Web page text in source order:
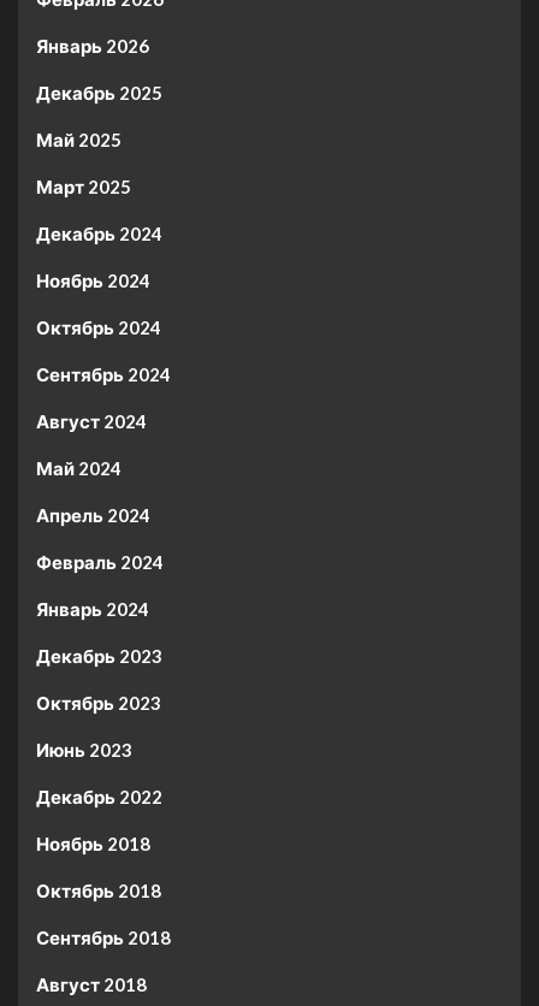
Январь 2026
Декабрь 2025
Май 2025
Март 2025
Декабрь 2024
Ноябрь 2024
Октябрь 2024
Сентябрь 2024
Август 2024
Май 2024
Апрель 2024
Февраль 2024
Январь 2024
Декабрь 2023
Октябрь 2023
Июнь 2023
Декабрь 2022
Ноябрь 2018
Октябрь 2018
Сентябрь 2018
Август 2018